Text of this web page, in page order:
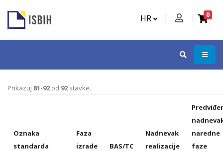
HR 0
Prikazuj 81-92od 92stavke.
Oznaka
standarda
Faza
izrade
BAS/TC
Nadnevak
realizacije
naredne
faze